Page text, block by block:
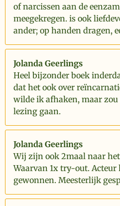
of narcissen aan de
meegekregen. is ook
ander; op handen dragen,
Jolanda Geerlings
Heel bijzonder boek
dat het ook over
wilde ik afhaken, maar zou
lezing gaan.
Jolanda Geerlings
Wij zijn ook 2maal naar
Waarvan 1x try-out.
gewonnen. Meesterlijk